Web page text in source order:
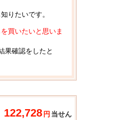
りたいです。
買いたいと思いま
果確認をしたと
122,728 円 当せん